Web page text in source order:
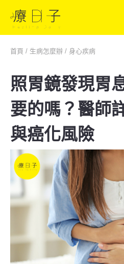
首頁 / 生病怎麼辦 / 身心疾病
照胃鏡發現胃
要的嗎？醫師
與癌化風險